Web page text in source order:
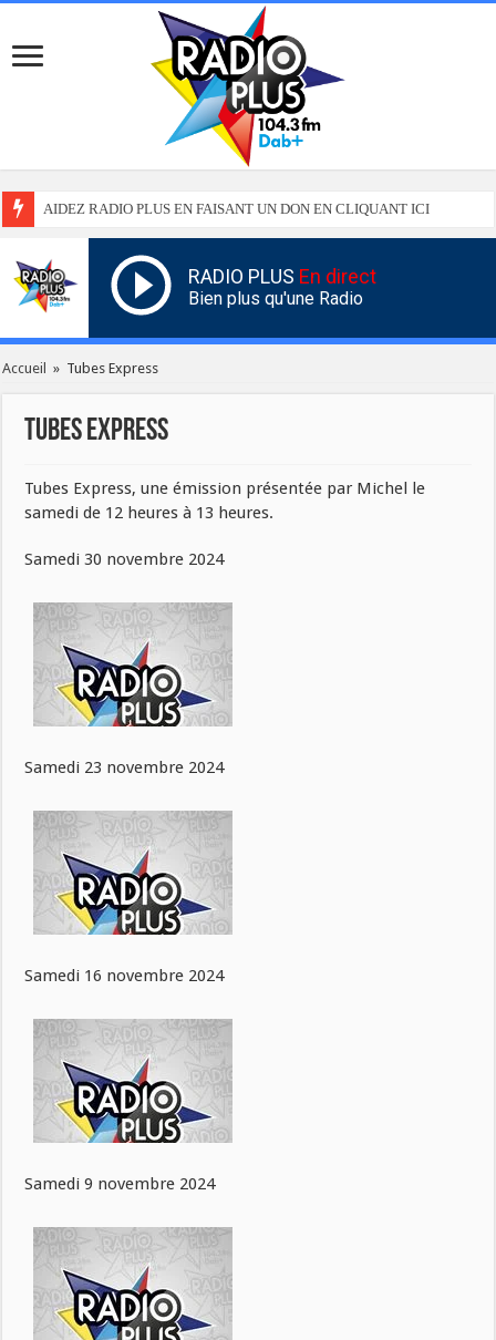
AIDEZ RADIO PLUS EN FAISANT UN DON EN CLIQUANT ICI
RADIO PLUS En direct
Bien plus qu'une Radio
Accueil » Tubes Express
Tubes Express
Tubes Express, une émission présentée par Michel le
samedi de 12 heures à 13 heures.
Samedi 30 novembre 2024
Samedi 23 novembre 2024
Samedi 16 novembre 2024
Samedi 9 novembre 2024